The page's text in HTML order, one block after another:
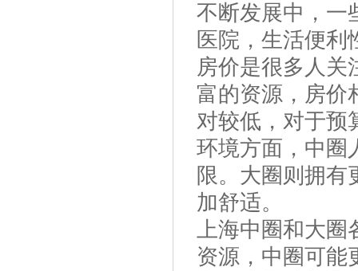
不断发展中，一
医院，生活便利
房价是很多人关
富的资源，房价
对较低，对于预
环境方面，中圈
限。大圈则拥有
加舒适。
上海中圈和大圈
资源，中圈可能